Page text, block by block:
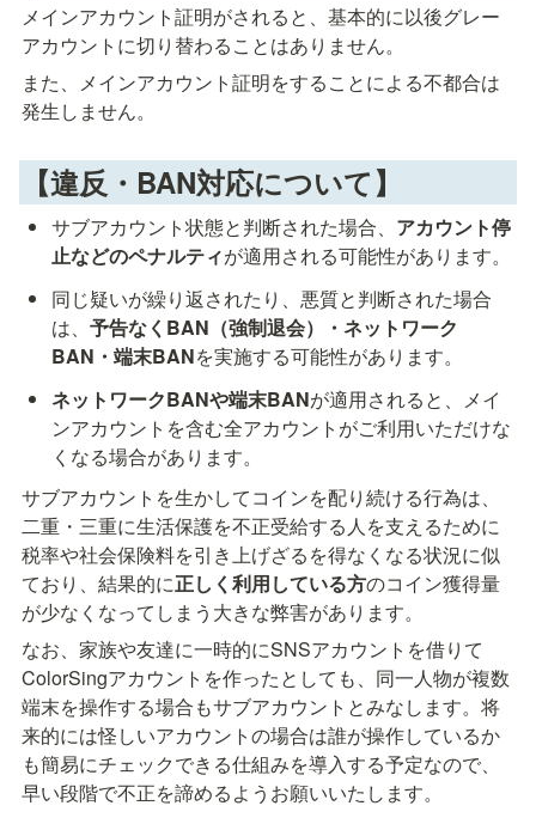
メインアカウント証明がされると、基本的に以後グレー
アカウントに切り替わることはありません。
また、メインアカウント証明をすることによる不都合は
発生しません。
【違反・BAN対応について】
サブアカウント状態と判断された場合、 アカウント停
止などのペナルティが適用される可能性があります。
同じ疑いが繰り返されたり、悪質と判断された場合
は、予告なくBAN（強制退会）・ネットワーク
BAN・端末BANを実施する可能性があります。
ネットワークBANや端末BANが適用されると、メイ
ンアカウントを含む全アカウントがご利用いただけな
くなる場合があります。
サブアカウントを生かしてコインを配り続ける行為は、
二重・三重に生活保護を不正受給する人を支えるために
税率や社会保険料を引き上げざるを得なくなる状況に似
ており、結果的に正しく利用している方のコイン獲得量
が少なくなってしまう大きな弊害があります。
なお、家族や友達に一時的にSNSアカウントを借りて
ColorSingアカウントを作ったとしても、同一人物が複数
端末を操作する場合もサブアカウントとみなします。将
来的には怪しいアカウントの場合は誰が操作しているか
も簡易にチェックできる仕組みを導入する予定なので、
早い段階で不正を諦めるようお願いいたします。